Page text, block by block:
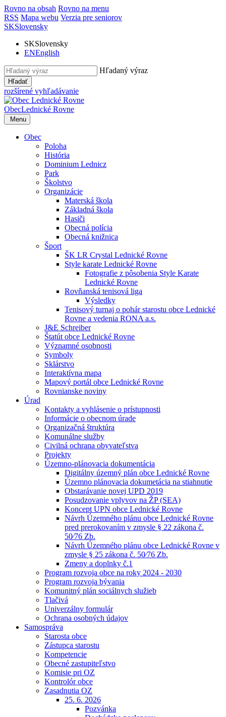
Rovno na obsah Rovno na menu
RSS Mapa webu Verzia pre seniorov
SKSlovensky
SKSlovensky
ENEnglish
Hľadaný výraz
Hľadať
rozšírené vyhľadávanie
ObecLednické Rovne
Menu
Obec
Poloha
História
Dominium Lednicz
Park
Školstvo
Organizácie
Materská škola
Základná škola
Hasiči
Obecná polícia
Obecná knižnica
Šport
ŠK LR Crystal Lednické Rovne
Style karate Lednické Rovne
Fotografie z pôsobenia Style Karate
Lednické Rovne
Rovňanská tenisová liga
Výsledky
Tenisový turnaj o pohár starostu obce Lednické
Rovne a vedenia RONA a.s.
J&E Schreiber
Štatút obce Lednické Rovne
Významné osobnosti
Symboly
Sklárstvo
Interaktívna mapa
Mapový portál obce Lednické Rovne
Rovnianske noviny
Úrad
Kontakty a vyhlásenie o prístupnosti
Informácie o obecnom úrade
Organizačná štruktúra
Komunálne služby
Civilná ochrana obyvateľstva
Projekty
Územno-plánovacia dokumentácia
Digitálny územný plán obce Lednické Rovne
Územno plánovacia dokumetácia na stiahnutie
Obstarávanie novej UPD 2019
Posudzovanie vplyvov na ŽP (SEA)
Koncept UPN obce Lednické Rovne
Návrh Územného plánu obce Lednické Rovne
pred prerokovaním v zmysle § 22 zákona č.
50⁄76 Zb.
Návrh Územného plánu obce Lednické Rovne v
zmysle § 25 zákona č. 50⁄76 Zb.
Zmeny a doplnky č.1
Program rozvoja obce na roky 2024 - 2030
Program rozvoja bývania
Komunitný plán sociálnych služieb
Tlačivá
Univerzálny formulár
Ochrana osobných údajov
Samospráva
Starosta obce
Zástupca starostu
Kompetencie
Obecné zastupiteľstvo
Komisie pri OZ
Kontrolór obce
Zasadnutia OZ
25. 6. 2026
Pozvánka